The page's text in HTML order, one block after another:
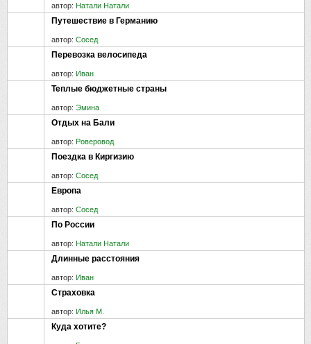
автор: Натали Натали
Путешествие в Германию
автор: Сосед
Перевозка велосипеда
автор: Иван
Теплые бюджетные страны
автор: Эмина
Отдых на Бали
автор: Роверовод
Поездка в Киргизию
автор: Сосед
Европа
автор: Сосед
По России
автор: Натали Натали
Длинные расстояния
автор: Иван
Страховка
автор: Илья М.
Куда хотите?